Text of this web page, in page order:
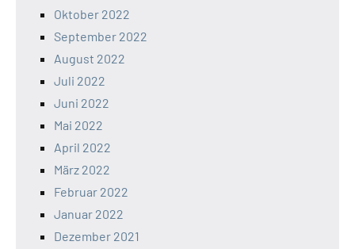
Oktober 2022
September 2022
August 2022
Juli 2022
Juni 2022
Mai 2022
April 2022
März 2022
Februar 2022
Januar 2022
Dezember 2021